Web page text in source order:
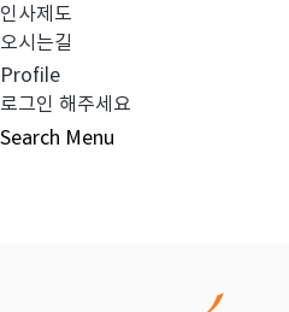
인사제도
오시는길
Profile
로그인 해주세요
Search Menu
목록보기